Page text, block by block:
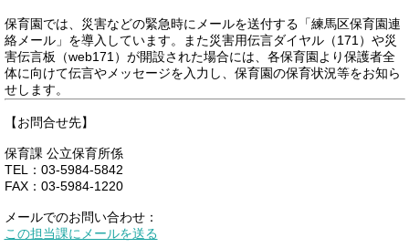
保育園では、災害などの緊急時にメールを送付する「練馬区保育園連
絡メール」を導入しています。また災害用伝言ダイヤル（171）や災
害伝言板（web171）が開設された場合には、各保育園より保護者全
体に向けて伝言やメッセージを入力し、保育園の保育状況等をお知ら
せします。
【お問合せ先】
保育課 公立保育所係
TEL：03-5984-5842
FAX：03-5984-1220
メールでのお問い合わせ：
この担当課にメールを送る